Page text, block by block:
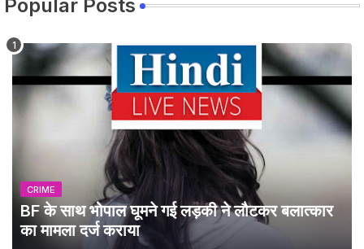
Popular Posts
CRIME
BF के साथ भोपाल घूमने गई लड़की ने लौटकर बलात्कार
का मामला दर्ज कराया